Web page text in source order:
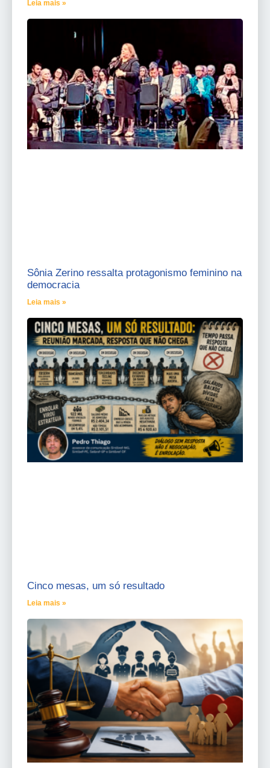
Leia mais »
Sônia Zerino ressalta protagonismo feminino na
democracia
Leia mais »
Cinco mesas, um só resultado
Leia mais »